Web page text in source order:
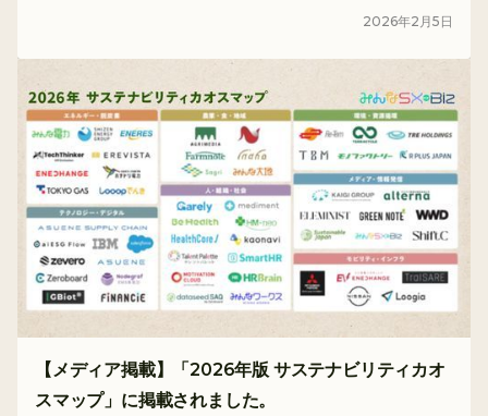
2026年2 月5 日
【メディア掲載】「2026年版 サステナビリティカオ
スマップ」に掲載されました。